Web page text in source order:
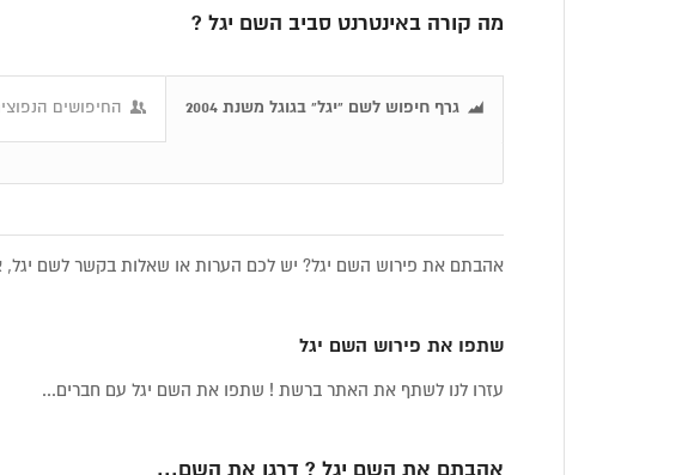
מה קורה באינטרנט סביב השם יגל ?
גרף חיפוש לשם "יגל" בגוגל משנת 2004 החיפושים
אהבתם את פירוש השם יגל? יש לכם הערות או שאלות בקשר לשם יגל,
שתפו את פירוש השם יגל
עזרו לנו לשתף את האתר ברשת ! שתפו את השם יגל עם חברים...
אהבתם את השם יגל ? דרגו את השם...